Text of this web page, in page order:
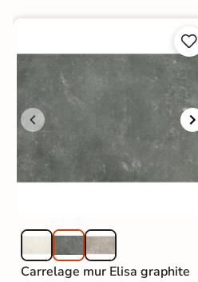


Carrelage mur Elisa graphite